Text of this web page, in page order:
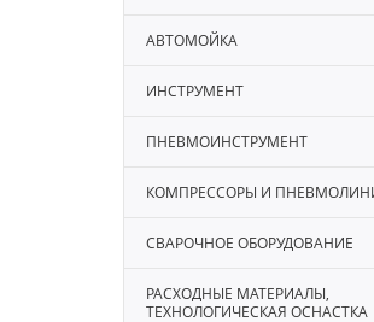
АВТОМОЙКА
ИНСТРУМЕНТ
ПНЕВМОИНСТРУМЕНТ
КОМПРЕССОРЫ И
СВАРОЧНОЕ ОБОРУДОВАНИЕ
РАСХОДНЫЕ МАТЕРИАЛЫ,
ТЕХНОЛОГИЧЕСКАЯ ОСНАСТКА